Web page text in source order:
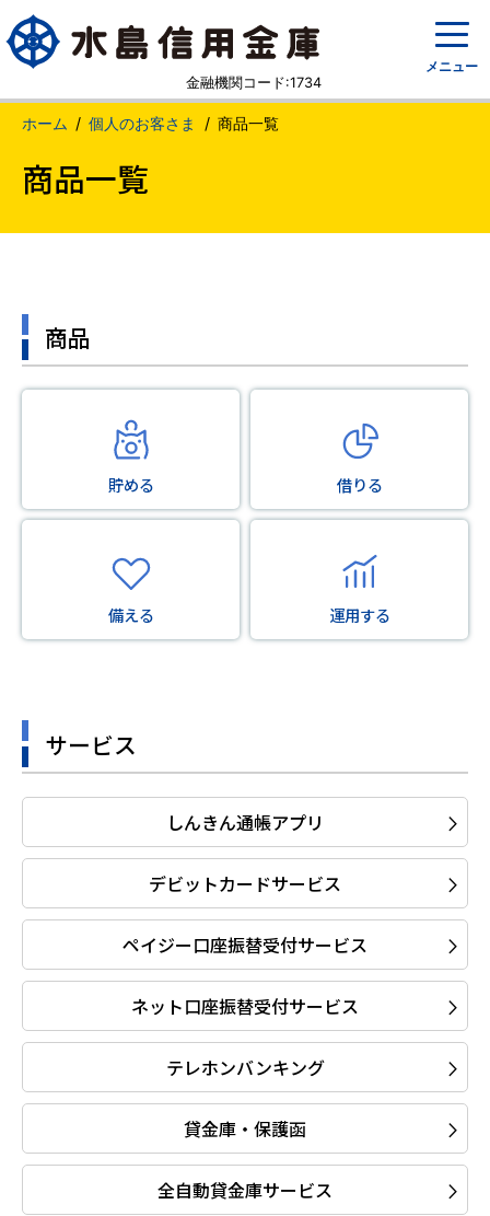
金融機関コード:1734
メニュー
ホーム 個人のお客さま 商品一覧
商品一覧
商品
貯める 借りる
備える 運用する
サービス
しんきん通帳アプリ
デビットカードサービス
ペイジー口座振替受付サービス
ネット口座振替受付サービス
テレホンバンキング
貸金庫・保護函
全自動貸金庫サービス